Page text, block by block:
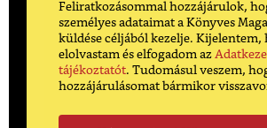
Feliratkozásommal hozzájárulok,
személyes adataimat a Könyves
küldése céljából kezelje. Kijelentem,
elolvastam és elfogadom az
tájékoztatót. Tudomásul veszem,
hozzájárulásomat bármikor